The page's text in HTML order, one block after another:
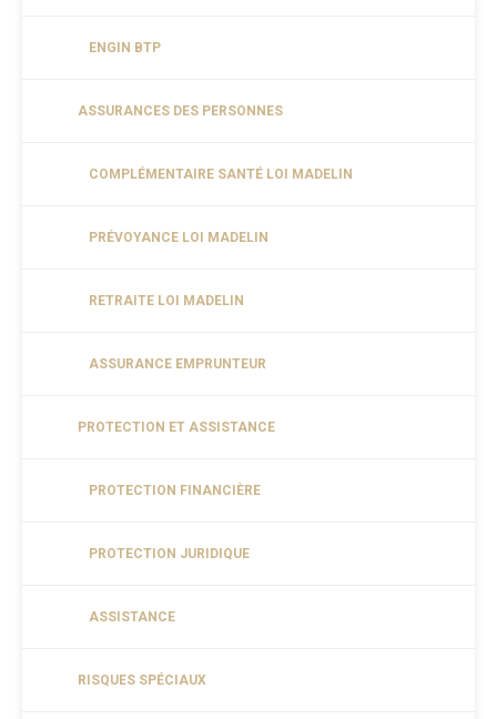
ENGIN BTP
ASSURANCES DES PERSONNES
COMPLÉMENTAIRE SANTÉ LOI MADELIN
PRÉVOYANCE LOI MADELIN
RETRAITE LOI MADELIN
ASSURANCE EMPRUNTEUR
PROTECTION ET ASSISTANCE
PROTECTION FINANCIÈRE
PROTECTION JURIDIQUE
ASSISTANCE
RISQUES SPÉCIAUX